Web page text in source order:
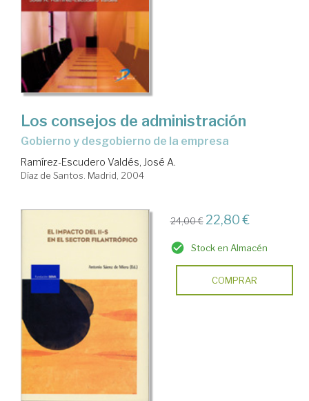
Los consejos de administración
gobierno y desgobierno de la empresa
Ramírez-Escudero Valdés, José A.
Díaz de Santos. Madrid, 2004
24,00 € 22,80 €
Stock en Almacén
COMPRAR